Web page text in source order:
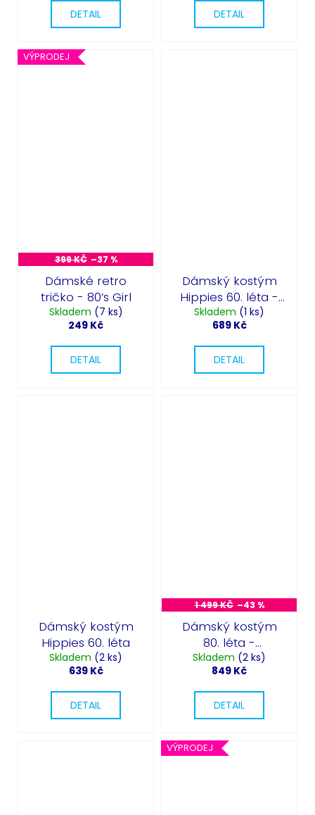
DETAIL DETAIL
VÝPRODEJ
399 KČ –37 %
Dámské retro
tričko - 80’s Girl
Skladem (7 ks)
249 Kč
DETAIL
Dámský kostým
Hippies 60. léta -
Hippie Chick
Skladem (1 ks)
689 Kč
DETAIL
Dámský kostým
Hippies 60. léta
Skladem (2 ks)
639 Kč
DETAIL
1 499 KČ –43 %
Dámský kostým
80. léta -
tepláková
souprava
Skladem (2 ks)
849 Kč
DETAIL
VÝPRODEJ